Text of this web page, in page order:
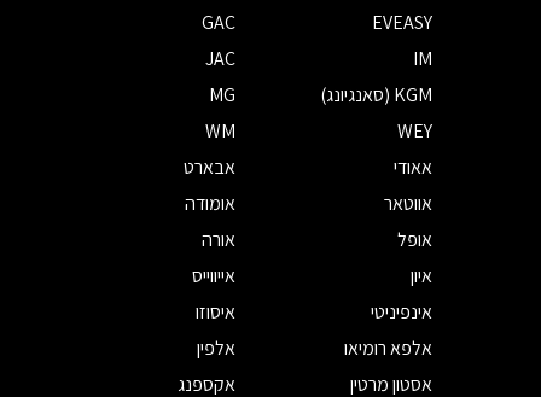
EVEASY
GAC
IM
JAC
KGM (סאנגיונג)
MG
WEY
WM
אאודי
אבארט
אווטאר
אומודה
אופל
אורה
איון
אייווייס
אינפיניטי
איסוזו
אלפא רומיאו
אלפין
אסטון מרטין
אקספנג